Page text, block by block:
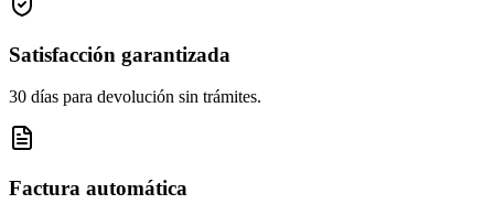
Satisfacción garantizada
30 días para devolución sin trámites.
Factura automática